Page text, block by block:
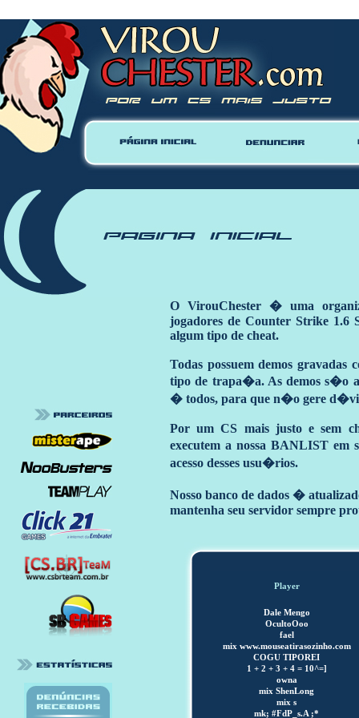
O VirouChester � uma
jogadores de Counter Strike 1.6
algum tipo de cheat.
Todas possuem demos gravadas
tipo de trapa�a. As demos s�o
� todos, para que n�o gere
Por um CS mais justo e sem
executem a nossa BANLIST
acesso desses usu�rios.
Nosso banco de dados �
mantenha seu servidor sempre
Player
Dale Mengo
OcultoOoo
fael
mix www.mouseatirasozinho.com
COGU TIPOREI
1 + 2 + 3 + 4 = 10^=]
owna
mix ShenLong
mix s
mk; #FdP_s.A ;*